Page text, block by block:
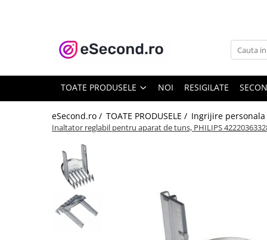
TOATE PRODUSELE
Accesorii Auto
Covorase auto
Echipamente pentru Atelier
Intretinere & Cosmetica auto
Reparatii si echipamente auto
Trotinete electrice
Casa, Gradina & Bricolaj
TOATE PRODUSELE NOI RESIGILATE
eSecond.ro / TOATE PRODUSELE / Ingrijire personala
Inaltator reglabil pentru aparat de tuns, PHILIPS